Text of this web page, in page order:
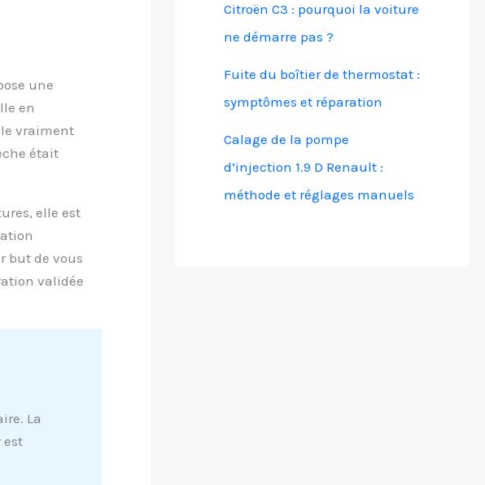
une
en
vraiment
était
elle est
but de vous
validée
La
est
Citroën C3 : pourquoi la voiture
ne démarre pas ?
Fuite du boîtier de thermostat :
symptômes et réparation
Calage de la pompe
d’injection 1.9 D Renault :
méthode et réglages manuels